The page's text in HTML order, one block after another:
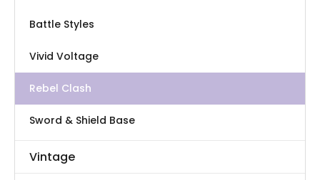
Battle Styles
Vivid Voltage
Rebel Clash
Sword & Shield Base
Vintage